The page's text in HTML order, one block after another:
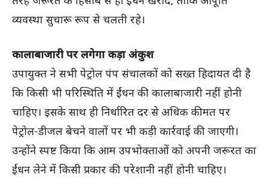
व्यवस्था सुचारू रूप से चलती रहे।
कालाबाजारी पर लगेगा कड़ा अंकुश
उपायुक्त ने सभी पेट्रोल पंप संचालकों को सख्त हिदायत दी है
कि किसी भी परिस्थिति में ईंधन की कालाबाजारी नहीं होनी
चाहिए। इसके साथ ही निर्धारित दर से अधिक कीमत पर
पेट्रोल-डीजल बेचने वालों पर भी कड़ी कार्रवाई की जाएगी।
उन्होंने स्पष्ट किया कि आम उपभोक्ताओं को अपनी जरूरत का
ईंधन लेने में किसी प्रकार की परेशानी नहीं होनी चाहिए।